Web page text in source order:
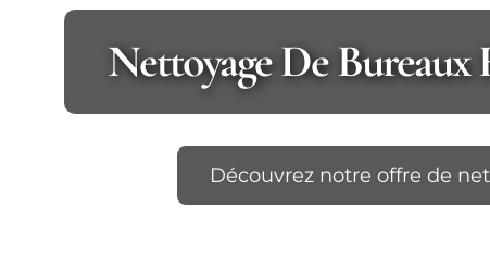
Nettoyage De
Découvrez notre offre de